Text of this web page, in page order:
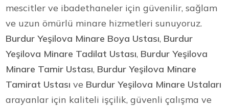
mescitler ve ibadethaneler için güvenilir, sağlam
ve uzun ömürlü minare hizmetleri sunuyoruz.
Burdur Yeşilova Minare Boya Ustası, Burdur
Yeşilova Minare Tadilat Ustası, Burdur Yeşilova
Minare Tamir Ustası, Burdur Yeşilova Minare
Tamirat Ustası ve Burdur Yeşilova Minare Ustaları
arayanlar için kaliteli işçilik, güvenli çalışma ve